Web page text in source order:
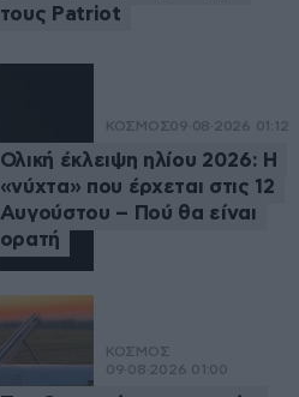
τους Patriot
ΚΟΣΜΟΣ09·08·2026 01:12
Ολική έκλειψη ηλίου 2026: Η
«νύχτα» που έρχεται στις 12
Αυγούστου – Πού θα είναι
ορατή
ΚΟΣΜΟΣ
09·08·2026 01:00